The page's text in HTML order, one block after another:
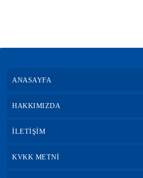
ANASAYFA
HAKKIMIZDA
İLETİŞİM
KVKK METNİ